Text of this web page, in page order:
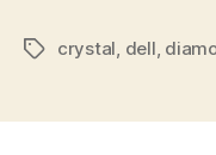
Schlagwörter
crystal dell